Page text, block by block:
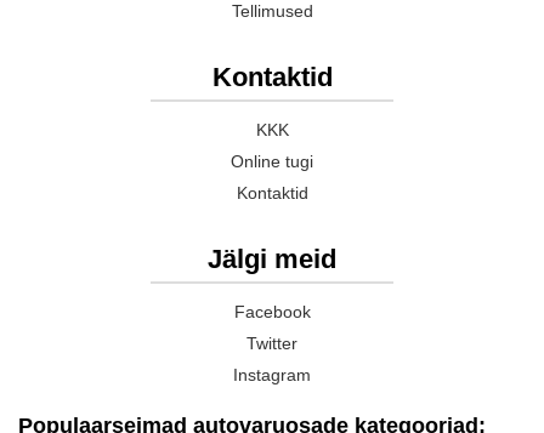
Tellimused
Kontaktid
KKK
Online tugi
Kontaktid
Jälgi meid
Facebook
Twitter
Instagram
Populaarseimad autovaruosade kategooriad: